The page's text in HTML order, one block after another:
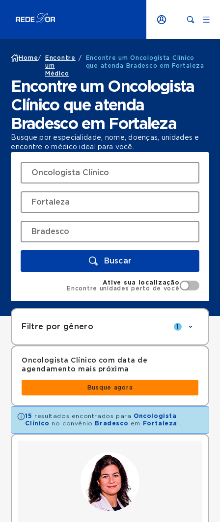
Home/
Encontre
um
Médico
/
Encontre um Oncologista Clínico
que atenda Bradesco em Fortaleza
Encontre um Oncologista
Clínico que atenda
Bradesco em Fortaleza
Busque por especialidade, nome, doenças, unidades e
encontre o médico ideal para você.
Buscar
Ative sua localização
Encontre unidades perto de você
Filtre por gênero 1
Oncologista Clínico com data de
agendamento mais próxima
Busque agora
15 resultados encontrados para Oncologista
Clínico no convênio Bradesco em Fortaleza